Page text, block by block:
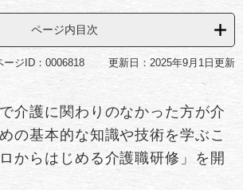
ページ内目次
ージID：0006818 更新日：2025年9月1日更新
介護に関わりのなかった方が介
の基本的な知識や技術を学ぶこ
からはじめる介護職研修」を開